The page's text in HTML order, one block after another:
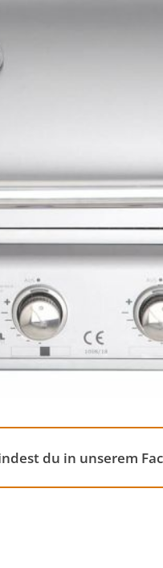
du in unserem